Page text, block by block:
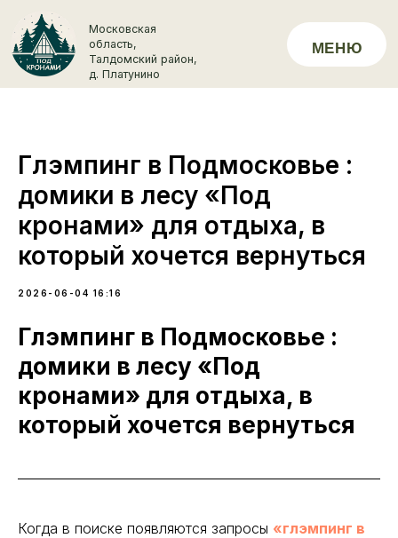
Московская
область,
Талдомский район,
д. Платунино
+7 (929)
МЕНЮ
Глэмпинг в Подмосковье :
домики в лесу «Под
кронами» для отдыха, в
который хочется вернуться
2026-06-04 16:16
Глэмпинг в Подмосковье :
домики в лесу «Под
кронами» для отдыха, в
который хочется вернуться
Когда в поиске появляются запросы «глэмпинг в